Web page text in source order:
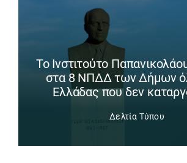
Το Ινστιτούτο
στα 8 ΝΠΔΔ των Δήμων
Ελλάδας που δεν
Δελτία Τύπου